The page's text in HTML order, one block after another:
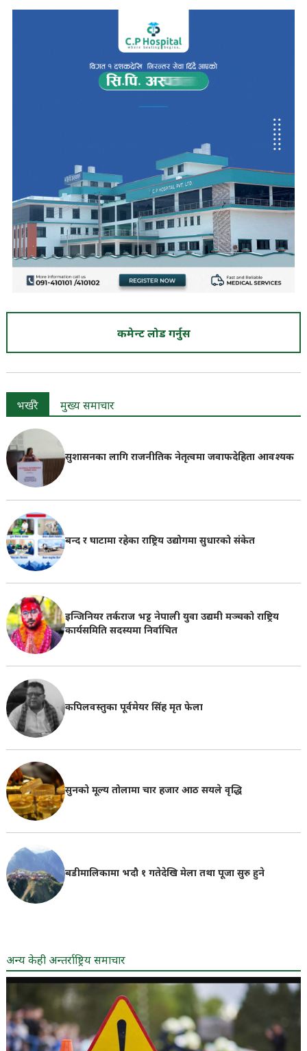
कमेन्ट लोड गर्नुस
भर्खरै मुख्य समाचार
सुशासनका लागि राजनीतिक नेतृत्वमा जवाफदेहिता आवश्यक
बन्द र घाटामा रहेका राष्ट्रिय उद्योगमा सुधारको संकेत
इन्जिनियर तर्कराज भट्ट नेपाली युवा उद्यमी मञ्चको राष्ट्रिय
कार्यसमिति सदस्यमा निर्वाचित
कपिलवस्तुका पूर्वमेयर सिंह मृत फेला
सुनको मूल्य तोलामा चार हजार आठ सयले वृद्धि
बडीमालिकामा भदौ १ गतेदेखि मेला तथा पूजा सुरु हुने
अन्य केही अन्तर्राष्ट्रिय समाचार